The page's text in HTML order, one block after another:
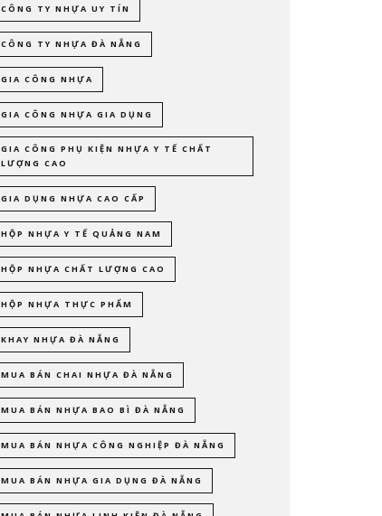
CÔNG TY NHỰA UY TÍN
CÔNG TY NHỰA ĐÀ NẴNG
GIA CÔNG NHỰA
GIA CÔNG NHỰA GIA DỤNG
GIA CÔNG PHỤ KIỆN NHỰA Y TẾ CHẤT
LƯỢNG CAO
GIA DỤNG NHỰA CAO CẤP
HỘP NHỰA Y TẾ QUẢNG NAM
HỘP NHỰA CHẤT LƯỢNG CAO
HỘP NHỰA THỰC PHẨM
KHAY NHỰA ĐÀ NẴNG
MUA BÁN CHAI NHỰA ĐÀ NẴNG
MUA BÁN NHỰA BAO BÌ ĐÀ NẴNG
MUA BÁN NHỰA CÔNG NGHIỆP ĐÀ NẴNG
MUA BÁN NHỰA GIA DỤNG ĐÀ NẴNG